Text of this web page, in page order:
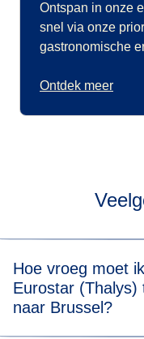
Ontspan in onze
snel via onze
gastronomische
Ontdek meer
Hoe vroeg moet
Eurostar (Thalys)
naar Brussel?